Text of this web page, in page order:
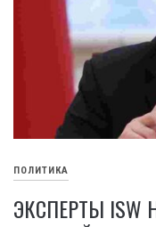
ПОЛИТИКА
ЭКСПЕРТЫ ISW